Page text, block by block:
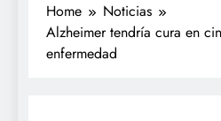
Home
Noticias
Alzheimer tendría cura en
enfermedad